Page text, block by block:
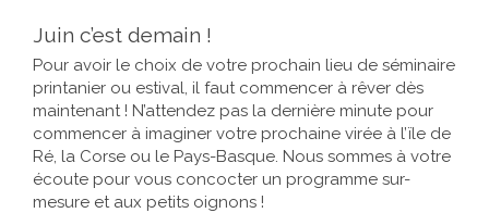
Juin c’est demain !
Pour avoir le choix de votre prochain lieu de séminaire
printanier ou estival, il faut commencer à rêver dès
maintenant ! N’attendez pas la dernière minute pour
commencer à imaginer votre prochaine virée à l’ïle de
Ré, la Corse ou le Pays-Basque. Nous sommes à votre
écoute pour vous concocter un programme sur-
mesure et aux petits oignons !